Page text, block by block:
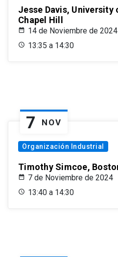
Jesse Davis,
Chapel Hill
14 de Noviembre de 2024
13:35 a 14:30
7 NOV
Organización Industrial
Timothy Simcoe,
7 de Noviembre de 2024
13:40 a 14:30